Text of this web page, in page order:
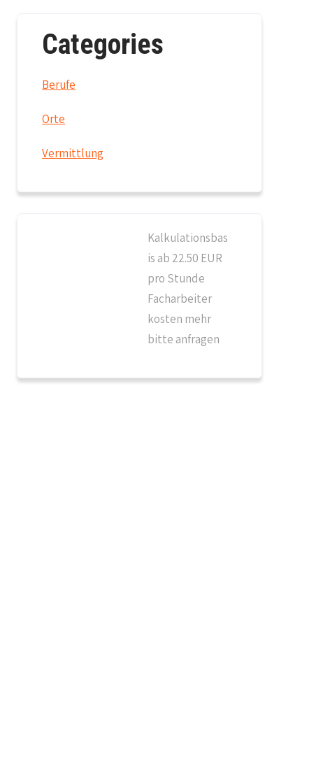
Categories
Berufe
Orte
Vermittlung
Kalkulationsbas
is ab 22.50 EUR
pro Stunde
Facharbeiter
kosten mehr
bitte anfragen